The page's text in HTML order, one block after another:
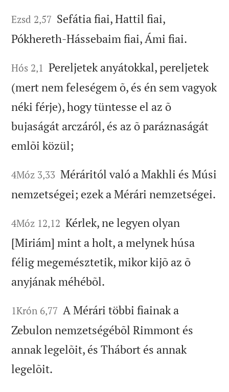
Ezsd 2,57 Sefátia fiai, Hattil fiai,
Pókhereth-Hássebaim fiai, Ámi fiai.
Hós 2,1 Pereljetek anyátokkal, pereljetek
(mert nem feleségem õ, és én sem vagyok
néki férje), hogy tüntesse el az õ
bujaságát arczáról, és az õ paráznaságát
emlõi közül;
4Móz 3,33 Méráritól való a Makhli és Músi
nemzetségei; ezek a Mérári nemzetségei.
4Móz 12,12 Kérlek, ne legyen olyan
[Miriám] mint a holt, a melynek húsa
félig megemésztetik, mikor kijõ az õ
anyjának méhébõl.
1Krón 6,77 A Mérári többi fiainak a
Zebulon nemzetségébõl Rimmont és
annak legelõit, és Thábort és annak
legelõit.